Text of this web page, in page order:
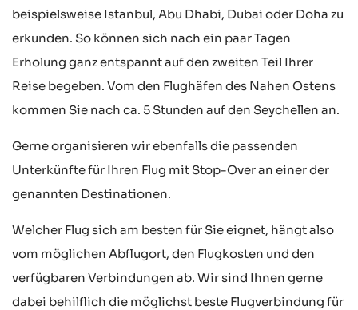
beispielsweise Istanbul, Abu Dhabi, Dubai oder Doha zu
erkunden. So können sich nach ein paar Tagen
Erholung ganz entspannt auf den zweiten Teil Ihrer
Reise begeben. Vom den Flughäfen des Nahen Ostens
kommen Sie nach ca. 5 Stunden auf den Seychellen an.
Gerne organisieren wir ebenfalls die passenden
Unterkünfte für Ihren Flug mit Stop-Over an einer der
genannten Destinationen.
Welcher Flug sich am besten für Sie eignet, hängt also
vom möglichen Abflugort, den Flugkosten und den
verfügbaren Verbindungen ab. Wir sind Ihnen gerne
dabei behilflich die möglichst beste Flugverbindung für